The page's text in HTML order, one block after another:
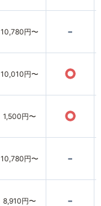
10,780円〜 -
10,010円〜 ○
1,500円〜 ○
10,780円〜 -
8,910円〜 -